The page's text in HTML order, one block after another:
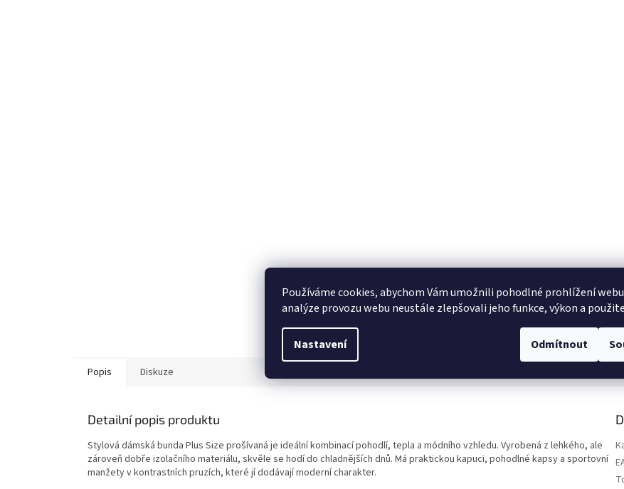
Používáme cookies, abychom Vám umožnili pohodlné prohlížení
analýze provozu webu neustále zlepšovali jeho funkce, výkon a
Nastavení Odmítnout
Popis Diskuze
Detailní popis produktu
Stylová dámská bunda Plus Size prošívaná je ideální kombinací pohodlí, tepla a módního vzhledu. Vyrobená z lehkého, ale
zároveň dobře izolačního materiálu, skvěle se hodí do chladnějších dnů. Má praktickou kapuci, pohodlné kapsy a sportovní
manžety v kontrastních pruzích, které jí dodávají moderní charakter.